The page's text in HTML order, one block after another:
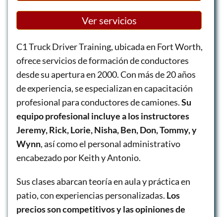
Ver servicios
C1 Truck Driver Training, ubicada en Fort Worth,
ofrece servicios de formación de conductores
desde su apertura en 2000. Con más de 20 años
de experiencia, se especializan en capacitación
profesional para conductores de camiones.Su
equipo profesional incluye a los instructores
Jeremy, Rick, Lorie, Nisha, Ben, Don, Tommy, y
Wynn, así como el personal administrativo
encabezado por Keith y Antonio.
Sus clases abarcan teoría en aula y práctica en
patio, con experiencias personalizadas. Los
precios son competitivos y las opiniones de